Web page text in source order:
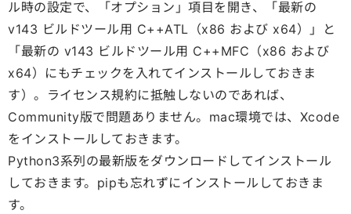
ル時の設定で、「オプション」項目を開き、「最新の
v143 ビルドツール用 C++ATL（x86 および x64）」と
「最新の v143 ビルドツール用 C++MFC（x86 および
x64）にもチェックを入れてインストールしておきま
す）。ライセンス規約に抵触しないのであれば、
Community版で問題ありません。mac環境では、Xcode
をインストールしておきます。
Python3系列の最新版をダウンロードしてインストール
しておきます。pipも忘れずにインストールしておきま
す。